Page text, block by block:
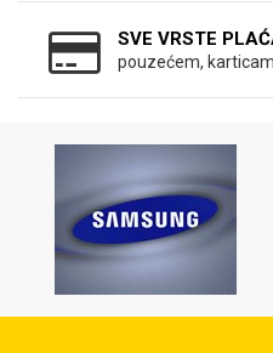
SVE VRSTE
pouzećem,